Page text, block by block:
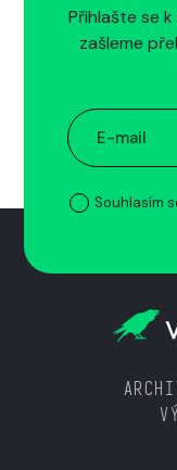
Přihlašte se
zašleme
Souhlasím